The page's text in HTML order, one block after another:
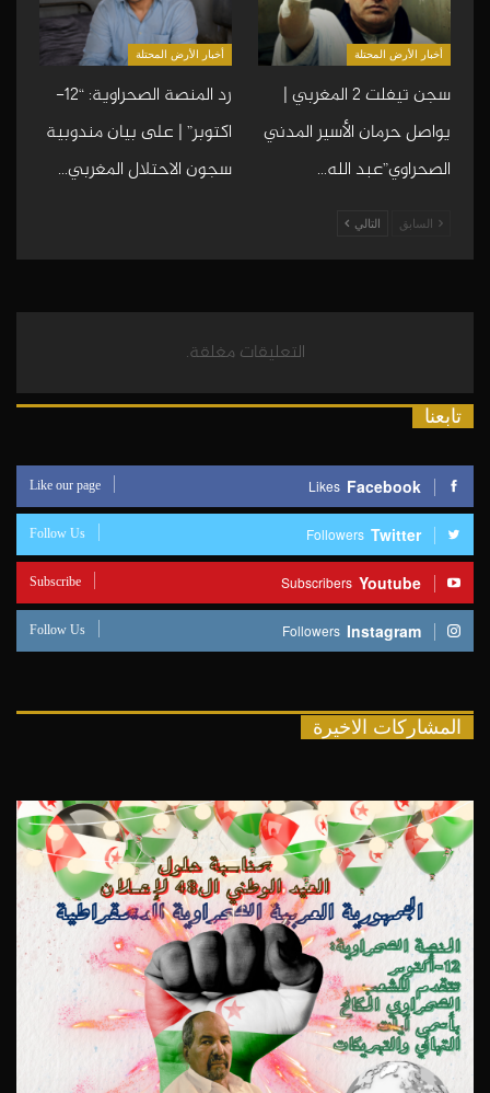
أخبار الأرض المحتلة
سجن تيفلت 2 المغربي |
يواصل حرمان الأسير المدني
الصحراوي”عبد الله…
أخبار الأرض المحتلة
رد المنصة الصحراوية: “12-
اكتوبر” | على بيان مندوبية
سجون الاحتلال المغربي…
السابق التالي
التعليقات مغلقة.
تابعنا
Facebook
Likes
Like our page
Twitter
Followers
Follow Us
Youtube
Subscribers
Subscribe
Instagram
Followers
Follow Us
المشاركات الاخيرة